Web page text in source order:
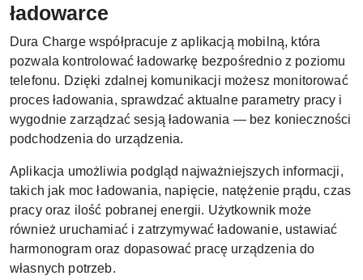
ładowarce
Dura Charge współpracuje z aplikacją mobilną, która
pozwala kontrolować ładowarkę bezpośrednio z poziomu
telefonu. Dzięki zdalnej komunikacji możesz monitorować
proces ładowania, sprawdzać aktualne parametry pracy i
wygodnie zarządzać sesją ładowania — bez konieczności
podchodzenia do urządzenia.
Aplikacja umożliwia podgląd najważniejszych informacji,
takich jak moc ładowania, napięcie, natężenie prądu, czas
pracy oraz ilość pobranej energii. Użytkownik może
również uruchamiać i zatrzymywać ładowanie, ustawiać
harmonogram oraz dopasować pracę urządzenia do
własnych potrzeb.